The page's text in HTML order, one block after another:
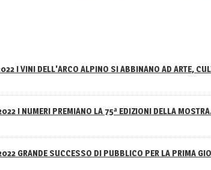
I VINI DELL'ARCO ALPINO SI ABBINANO AD ARTE,
I NUMERI PREMIANO LA 75ª EDIZIONI DELLA
GRANDE SUCCESSO DI PUBBLICO PER LA PRIMA